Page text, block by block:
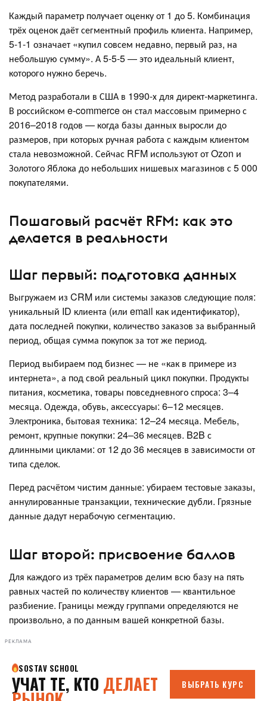
Каждый параметр получает оценку от 1 до 5. Комбинация
трёх оценок даёт сегментный профиль клиента. Например,
5-1-1 означает «купил совсем недавно, первый раз, на
небольшую сумму». А 5-5-5 — это идеальный клиент,
которого нужно беречь.
Метод разработали в США в 1990-х для директ-маркетинга.
В российском e-commerce он стал массовым примерно с
2016–2018 годов — когда базы данных выросли до
размеров, при которых ручная работа с каждым клиентом
стала невозможной. Сейчас RFM используют от Ozon и
Золотого Яблока до небольших нишевых магазинов с 5 000
покупателями.
Пошаговый расчёт RFM: как это
делается в реальности
Шаг первый: подготовка данных
Выгружаем из CRM или системы заказов следующие поля:
уникальный ID клиента (или email как идентификатор),
дата последней покупки, количество заказов за выбранный
период, общая сумма покупок за тот же период.
Период выбираем под бизнес — не «как в примере из
интернета», а под свой реальный цикл покупки. Продукты
питания, косметика, товары повседневного спроса: 3–4
месяца. Одежда, обувь, аксессуары: 6–12 месяцев.
Электроника, бытовая техника: 12–24 месяца. Мебель,
ремонт, крупные покупки: 24–36 месяцев. B2B с
длинными циклами: от 12 до 36 месяцев в зависимости от
типа сделок.
Перед расчётом чистим данные: убираем тестовые заказы,
аннулированные транзакции, технические дубли. Грязные
данные дадут нерабочую сегментацию.
Шаг второй: присвоение баллов
Для каждого из трёх параметров делим всю базу на пять
равных частей по количеству клиентов — квантильное
разбиение. Границы между группами определяются не
произвольно, а по данным вашей конкретной базы.
РЕКЛАМА